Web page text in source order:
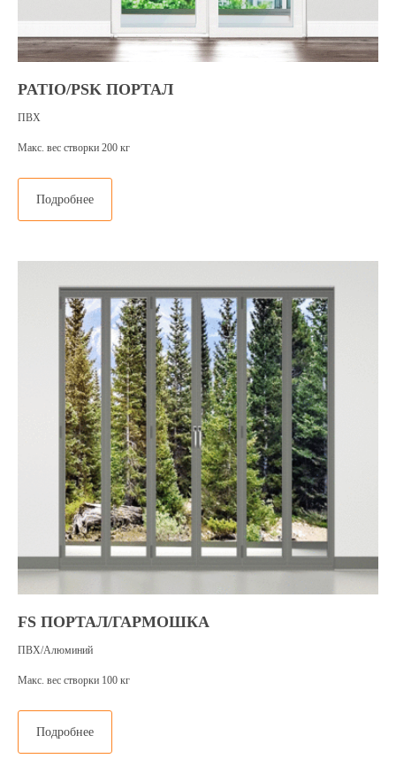
PATIO/PSK ПОРТАЛ
ПВХ
Макс. вес створки 200 кг
Подробнее
FS ПОРТАЛ/ГАРМОШКА
ПВХ/Алюминий
Макс. вес створки 100 кг
Подробнее
Подберём
портальные двери
под ваш бюджет
Расскажите о своем